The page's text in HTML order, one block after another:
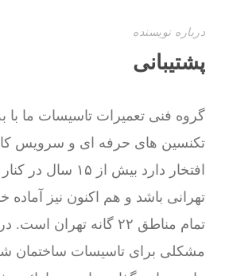
درباره نویسنده
پشتیبانی
گروه فنی تعمیرات تاسیسات ما با
تکنسین های حرفه ای و سرویس
افتخار دارد بیش از
تهرانی باشد و هم اکنون نیز
تمام مناطق ۲۲ گانه تهران
مشکلی برای تاسیسات ساختمان